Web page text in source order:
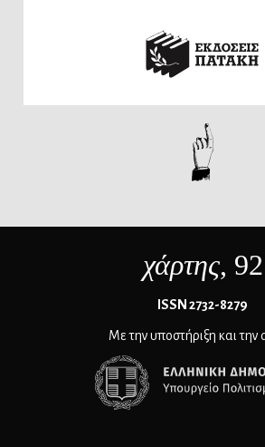
χάρτης, 92
ΙSSN 2732-8279
Με την υποστήριξη και την